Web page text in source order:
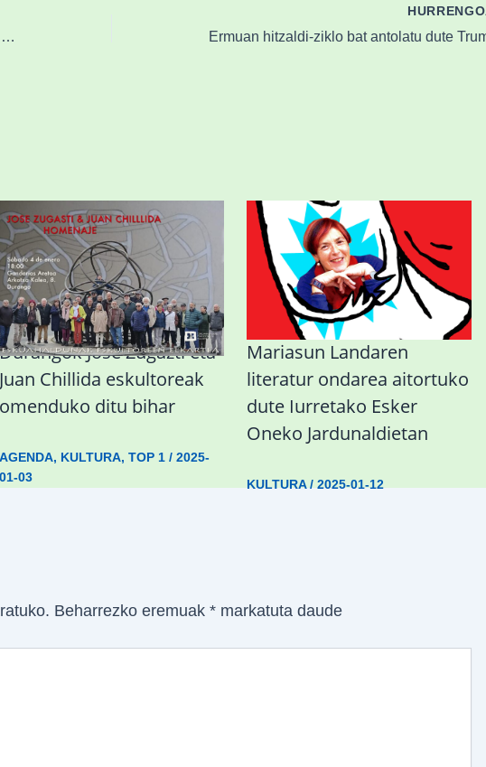
Zapatuan zerua hodeitsu egongo da eta euri txikia ere egin lezake
Durangok Jose Zugazti eta
Juan Chillida eskultoreak
omenduko ditu bihar
AGENDA, KULTURA,TOP 1 /2025-
01-03
Mariasun Landaren
literatur ondarea aitortuko
dute Iurretako Esker
Oneko Jardunaldietan
KULTURA/2025-01-12
Beharrezko eremuak *markatuta daude